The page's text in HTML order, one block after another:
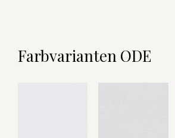
Farbvarianten ODE